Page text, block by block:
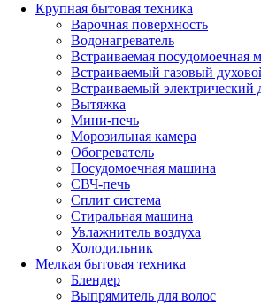
Крупная бытовая техника
Варочная поверхность
Водонагреватель
Встраиваемая посудомоечная
Встраиваемый газовый
Встраиваемый электрический
Вытяжка
Мини-печь
Морозильная камера
Обогреватель
Посудомоечная машина
СВЧ-печь
Сплит система
Стиральная машина
Увлажнитель воздуха
Холодильник
Мелкая бытовая техника
Блендер
Выпрямитель для волос